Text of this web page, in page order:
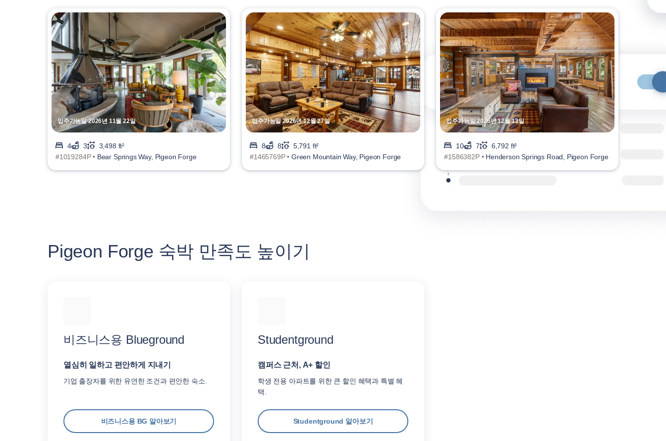
입주가능일 2026년 11월 22일
4 3
3,498 ft²
#1019284P • Bear Springs Way, Pigeon Forge
입주가능일 2026년 12월 27일
8 8
5,791 ft²
#1465769P • Green Mountain Way, Pigeon Forge
입주가능일 2026년 12월 13일
10 7
6,792 ft²
#1586382P • Henderson Springs Road, Pigeon Forge
Pigeon Forge 숙박 만족도 높이기
비즈니스용 Blueground
열심히 일하고 편안하게 지내기
기업 출장자를 위한 유연한 조건과 편안한 숙소.
비즈니스용 BG 알아보기
Studentground
캠퍼스 근처, A+ 할인
학생 전용 아파트를 위한 큰 할인 혜택과 특별 혜
택.
Studentground 알아보기